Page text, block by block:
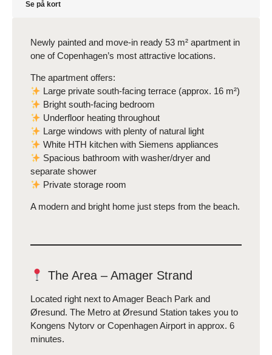
Se på kort
Newly painted and move-in ready 53 m² apartment in
one of Copenhagen’s most attractive locations.
The apartment offers:
Large private south-facing terrace (approx. 16 m²)
Bright south-facing bedroom
Underfloor heating throughout
Large windows with plenty of natural light
White HTH kitchen with Siemens appliances
Spacious bathroom with washer/dryer and
separate shower
Private storage room
A modern and bright home just steps from the beach.
The Area – Amager Strand
Located right next to Amager Beach Park and
Øresund. The Metro at Øresund Station takes you to
Kongens Nytorv or Copenhagen Airport in approx. 6
minutes.